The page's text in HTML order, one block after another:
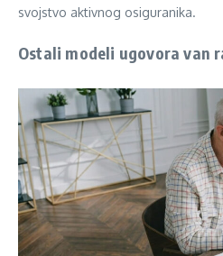
svojstvo aktivnog osiguranika.
Ostali modeli ugovora van